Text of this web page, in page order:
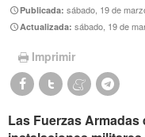
Publicada:sábado, 19 de
Actualizada:sábado, 19 de
Imprimir
Las Fuerzas